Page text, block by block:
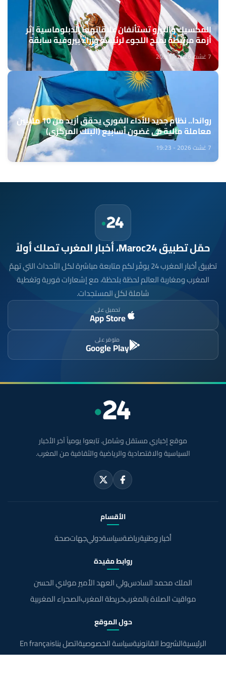
المكسيك والبيرو تستأنفان علاقاتهما الدبلوماسية إثر
أزمة مرتبطة بمنح اللجوء لرئيسة وزراء بيروفية سابقة
7 غشت 2026 - 20:31
رواندا.. نظام جديد للأداء الفوري يحقق أزيد من 10 ملايين
معاملة مالية في غضون أسابيع (البنك المركزي)
7 غشت 2026 - 19:23
حمّل تطبيق Maroc24، أخبار المغرب تصلك أولاً
تطبيق أخبار المغرب 24 يوفّر لكم متابعة مباشرة لكل الأحداث التي تهمّ
المغرب ومغاربة العالم لحظة بلحظة، مع إشعارات فورية وتغطية
شاملة لكل المستجدات.
تحميل على
App Store
متوفر على
Google Play
موقع إخباري مستقل وشامل. تابعوا يومياً آخر الأخبار
السياسية والاقتصادية والرياضية والثقافية من المغرب.
الأقسام
أخبار وطنيةرياضةسياسةدوليجهاتصحة
روابط مفيدة
الملك محمد السادسولي العهد الأمير مولاي الحسن
مواقيت الصلاة بالمغربخريطة المغربالصحراء المغربية
حول الموقع
الرئيسيةالشروط القانونيةسياسة الخصوصيةاتصل بناEn français